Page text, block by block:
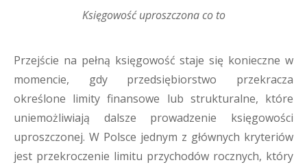
Księgowość uproszczona co to
Przejście na pełną księgowość staje się konieczne w
momencie, gdy przedsiębiorstwo przekracza
określone limity finansowe lub strukturalne, które
uniemożliwiają dalsze prowadzenie księgowości
uproszczonej. W Polsce jednym z głównych kryteriów
jest przekroczenie limitu przychodów rocznych, który